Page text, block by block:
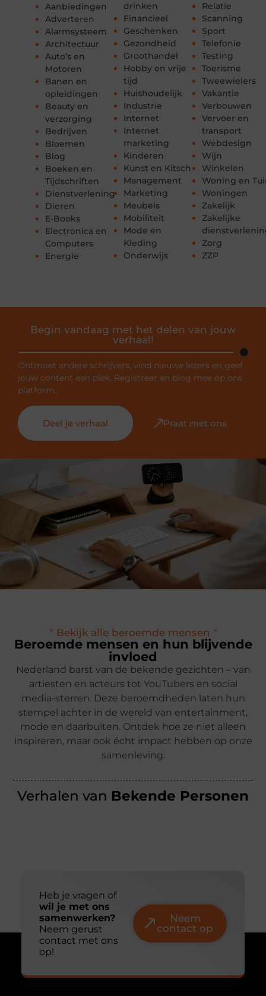
Aanbiedingen
Adverteren
Alarmsysteem
Architectuur
Auto’s en
Motoren
Banen en
opleidingen
Beauty en
verzorging
Bedrijven
Bloemen
Blog
Boeken en
Tijdschriften
Dienstverlening
Dieren
E-Books
Electronica en
Computers
Energie
drinken
Financieel
Geschenken
Gezondheid
Groothandel
Hobby en vrije
tijd
Huishoudelijk
Industrie
Internet
Internet
marketing
Kinderen
Kunst en Kitsch
Management
Marketing
Meubels
Mobiliteit
Mode en
Kleding
Onderwijs
Relatie
Scanning
Sport
Telefonie
Testing
Toerisme
Tweewielers
Vakantie
Verbouwen
Vervoer en
transport
Webdesign
Wijn
Winkelen
Woning en
Woningen
Zakelijk
Zakelijke
Zorg
ZZP
Begin vandaag met het delen van jouw
verhaal!
Ontmoet andere schrijvers, vind nieuwe lezers en geef
jouw content een plek. Registreer en blog mee op ons
platform.
Deel je verhaal Praat met ons
" Bekijk alle beroemde mensen "
Beroemde mensen en hun blijvende
invloed
Nederland barst van de bekende gezichten – van
artiesten en acteurs tot YouTubers en social
media-sterren. Deze beroemdheden laten hun
stempel achter in de wereld van entertainment,
mode en daarbuiten. Ontdek hoe ze niet alleen
inspireren, maar ook écht impact hebben op onze
samenleving.
Verhalen van Bekende Personen
Heb je vragen of
wil je met ons
samenwerken?
Neem gerust
contact met ons
op!
Neem
contact op